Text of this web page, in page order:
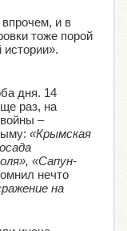
и в
тоже порой
истории».
дня. 14
раз, на
–
«Крымская
«Сапун-
нечто
на